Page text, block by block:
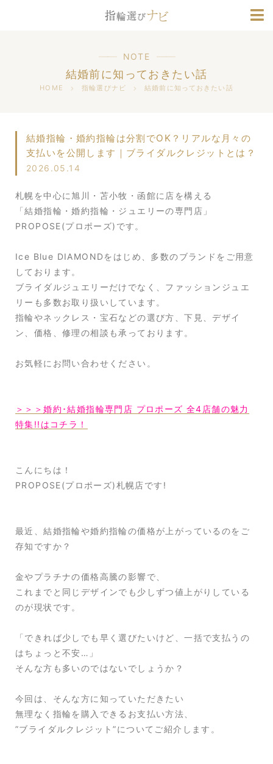
ブランド情報
NOTE
結婚前に知っておきたい話
HOME 指輪選びナビ 結婚前に知っておきたい話
結婚指輪・婚約指輪は分割でOK？リアルな月々の
支払いを公開します｜ブライダルクレジットとは？
2026.05.14
札幌を中心に旭川・苫小牧・函館に店を構える
「結婚指輪・婚約指輪・ジュエリーの専門店」
PROPOSE(プロポーズ)です。
Ice Blue DIAMONDをはじめ、多数のブランドをご用意
しております。
ブライダルジュエリーだけでなく、ファッションジュエ
リーも多数お取り扱いしています。
指輪やネックレス・宝石などの選び方、下見、デザイ
ン、価格、修理の相談も承っております。
お気軽にお問い合わせください。
＞＞＞婚約･結婚指輪専門店 プロポーズ 全4店舗の魅力
特集!!はコチラ！
こんにちは！
PROPOSE(プロポーズ)札幌店です!
最近、結婚指輪や婚約指輪の価格が上がっているのをご
存知ですか？
金やプラチナの価格高騰の影響で、
これまでと同じデザインでも少しずつ値上がりしている
のが現状です。
「できれば少しでも早く選びたいけど、一括で支払うの
はちょっと不安…」
そんな方も多いのではないでしょうか？
今回は、そんな方に知っていただきたい
無理なく指輪を購入できるお支払い方法、
”ブライダルクレジット”についてご紹介します。